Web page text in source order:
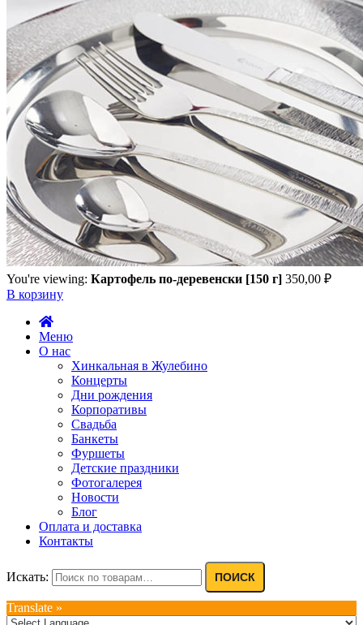
You're viewing: Картофель по-деревенски [150 г] 350,00 ₽
В корзину
Меню
О нас
Хинкальная в Жулебино
Концерты
Дни рождения
Корпоративы
Свадьба
Банкеты
Фуршеты
Детские праздники
Фотогалерея
Новости
Блог
Оплата и доставка
Контакты
Искать: ПОИСК
Translate »